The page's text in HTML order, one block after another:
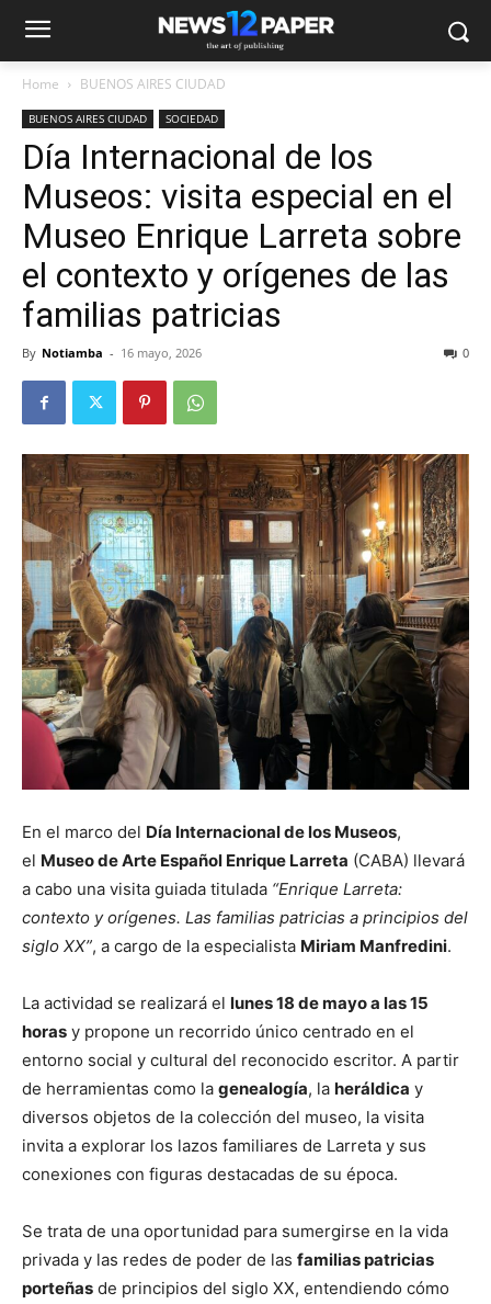
Home BUENOS AIRES CIUDAD
BUENOS AIRES CIUDAD SOCIEDAD
Día Internacional de los
Museos: visita especial en el
Museo Enrique Larreta sobre
el contexto y orígenes de las
familias patricias
By Notiamba - 16 mayo, 2026 0
En el marco del Día Internacional de los Museos,
el Museo de Arte Español Enrique Larreta (CABA) llevará
a cabo una visita guiada titulada “Enrique Larreta:
contexto y orígenes. Las familias patricias a principios del
siglo XX”, a cargo de la especialista Miriam Manfredini.
La actividad se realizará el lunes 18 de mayo a las 15
horas y propone un recorrido único centrado en el
entorno social y cultural del reconocido escritor. A partir
de herramientas como la genealogía, la heráldica y
diversos objetos de la colección del museo, la visita
invita a explorar los lazos familiares de Larreta y sus
conexiones con figuras destacadas de su época.
Se trata de una oportunidad para sumergirse en la vida
privada y las redes de poder de las familias patricias
porteñas de principios del siglo XX, entendiendo cómo